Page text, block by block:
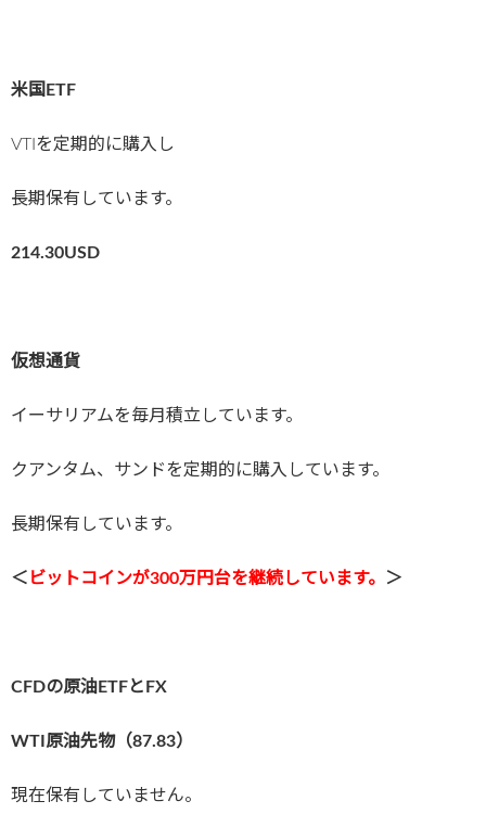
米国ETF
VTIを定期的に購入し
長期保有しています。
214.30USD
仮想通貨
イーサリアムを毎月積立しています。
クアンタム、サンドを定期的に購入しています。
長期保有しています。
＜ ビットコインが300万円台を継続しています。 ＞
CFDの原油ETFとFX
WTI原油先物（87.83）
現在保有していません。